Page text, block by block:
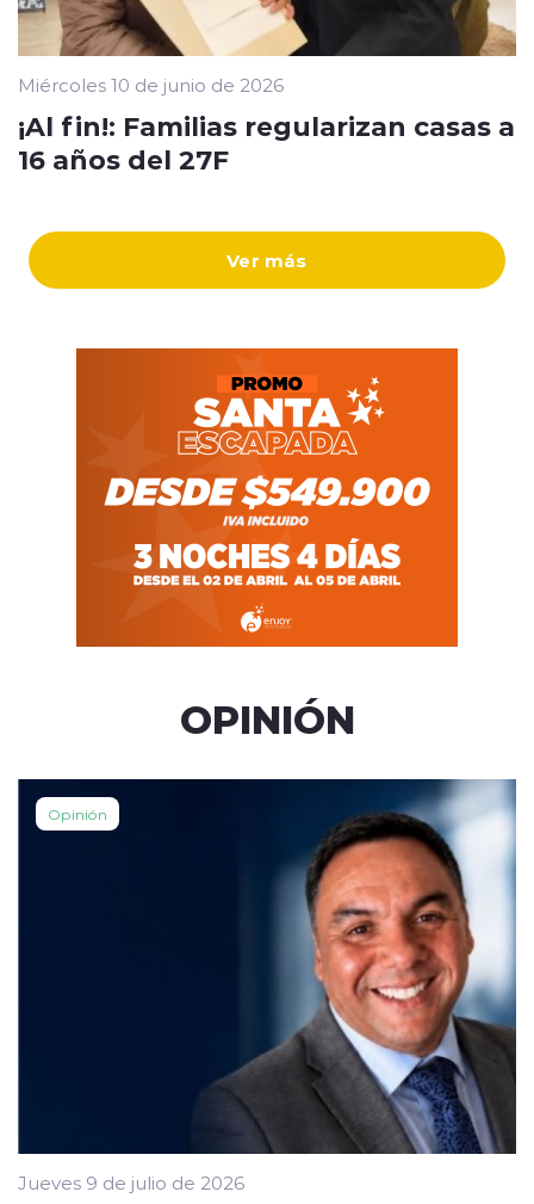
Ver más
Miércoles 10 de junio de 2026
¡Al fin!: Familias regularizan casas a
16 años del 27F
OPINIÓN
Opinión
Jueves 9 de julio de 2026